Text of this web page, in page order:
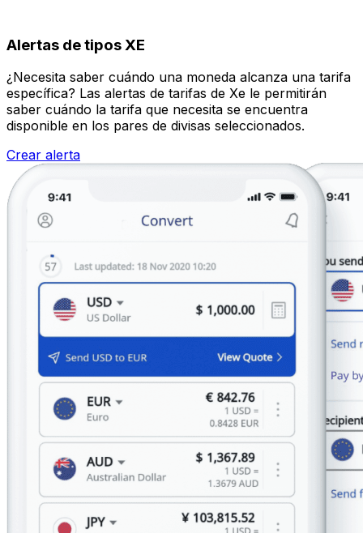
Alertas de tipos XE
¿Necesita saber cuándo una moneda alcanza una tarifa
específica? Las alertas de tarifas de Xe le permitirán
saber cuándo la tarifa que necesita se encuentra
disponible en los pares de divisas seleccionados.
Crear alerta